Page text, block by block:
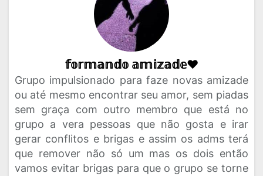
𝕗𝕠𝕣𝕞𝕒𝕟𝕕𝕠 𝕒𝕞𝕚𝕫𝕒𝕕𝕖❤︎
Grupo impulsionado para faze novas amizade
ou até mesmo encontrar seu amor, sem piadas
sem graça com outro membro que está no
grupo a vera pessoas que não gosta e irar
gerar conflitos e brigas e assim os adms terá
que remover não só um mas os dois então
vamos evitar brigas para que o grupo se torne